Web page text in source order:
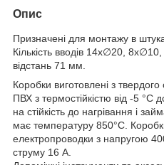
Опис
Призначені для монтажу в
Кількість вводів 14х∅20,
відстань 71 мм.
Коробки виготовлені з
ПВХ з термостійкістю від -5 °C
на стійкість до нагрівання і
має температуру 850°C.
електропроводки з напругою
струму 16 А.